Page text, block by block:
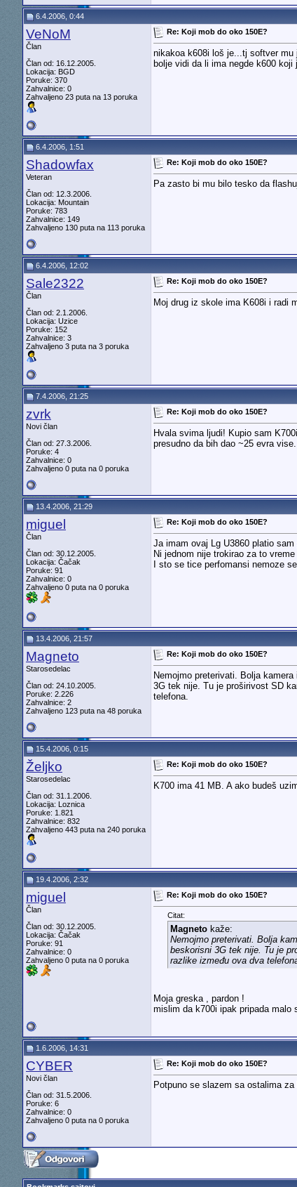
6.4.2006, 0:44
VeNoM
Član
Član od: 16.12.2005.
Lokacija: BGD
Poruke: 370
Zahvalnice: 0
Zahvaljeno 23 puta na 13 poruka
Re: Koji mob do oko 150E?
nikakoa k608i loš je...tj softver mu
bolje vidi da li ima negde k600
6.4.2006, 1:51
Shadowfax
Veteran
Član od: 12.3.2006.
Lokacija: Mountain
Poruke: 783
Zahvalnice: 149
Zahvaljeno 130 puta na 113 poruka
Re: Koji mob do oko 150E?
Pa zasto bi mu bilo tesko da
6.4.2006, 12:02
Sale2322
Član
Član od: 2.1.2006.
Lokacija: Uzice
Poruke: 152
Zahvalnice: 3
Zahvaljeno 3 puta na 3 poruka
Re: Koji mob do oko 150E?
Moj drug iz skole ima K608i i radi
7.4.2006, 21:25
zvrk
Novi član
Član od: 27.3.2006.
Poruke: 4
Zahvalnice: 0
Zahvaljeno 0 puta na 0 poruka
Re: Koji mob do oko 150E?
Hvala svima ljudi! Kupio sam
presudno da bih dao ~25 evra vise.
13.4.2006, 21:29
miguel
Član
Član od: 30.12.2005.
Lokacija: Čačak
Poruke: 91
Zahvalnice: 0
Zahvaljeno 0 puta na 0 poruka
Re: Koji mob do oko 150E?
Ja imam ovaj Lg U3860 platio
Ni jednom nije trokirao za to vreme
I sto se tice perfomansi nemoze
13.4.2006, 21:57
Magneto
Starosedelac
Član od: 24.10.2005.
Poruke: 2.226
Zahvalnice: 2
Zahvaljeno 123 puta na 48 poruka
Re: Koji mob do oko 150E?
Nemojmo preterivati. Bolja
3G tek nije. Tu je proširivost SD
telefona.
15.4.2006, 0:15
Željko
Starosedelac
Član od: 31.1.2006.
Lokacija: Loznica
Poruke: 1.821
Zahvalnice: 832
Zahvaljeno 443 puta na 240 poruka
Re: Koji mob do oko 150E?
K700 ima 41 MB. A ako budeš
19.4.2006, 2:32
miguel
Član
Član od: 30.12.2005.
Lokacija: Čačak
Poruke: 91
Zahvalnice: 0
Zahvaljeno 0 puta na 0 poruka
Re: Koji mob do oko 150E?
Citat:
Magnetokaže:
Nemojmo preterivati. Bolja
beskorisni 3G tek nije. Tu je
razlike između ova dva
Moja greska , pardon !
mislim da k700i ipak pripada malo
1.6.2006, 14:31
CYBER
Novi član
Član od: 31.5.2006.
Poruke: 6
Zahvalnice: 0
Zahvaljeno 0 puta na 0 poruka
Re: Koji mob do oko 150E?
Potpuno se slazem sa ostalima